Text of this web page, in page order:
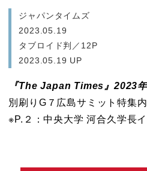
ジャパンタイムズ
2023.05.19
タブロイド判／12P
2023.05.19 UP
『The Japan Times』2023
別刷りG７広島サミット特集
※P.２：中央大学 河合久学長